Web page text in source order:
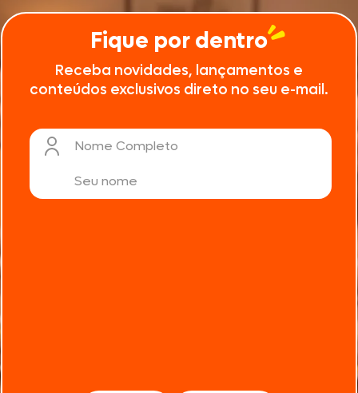
Fique por dentro
Receba novidades, lançamentos e
conteúdos exclusivos direto no seu e-mail.
Nome Completo